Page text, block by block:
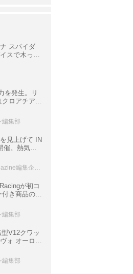
スパイダ
スで木っ端
を発生。リ
ロアチア発
】
編集部
見上げて IN
。熱気球
千葉知充（Motor Magazine編集企画室）
が初コ
付き商品の
画などを展
編集部
V12クワッ
ォ オーロラ
カークロニ
編集部